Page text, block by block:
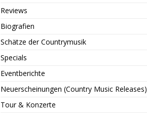
Reviews
Biografien
Schätze der Countrymusik
Specials
Eventberichte
Neuerscheinungen (Country Music Releases)
Tour & Konzerte